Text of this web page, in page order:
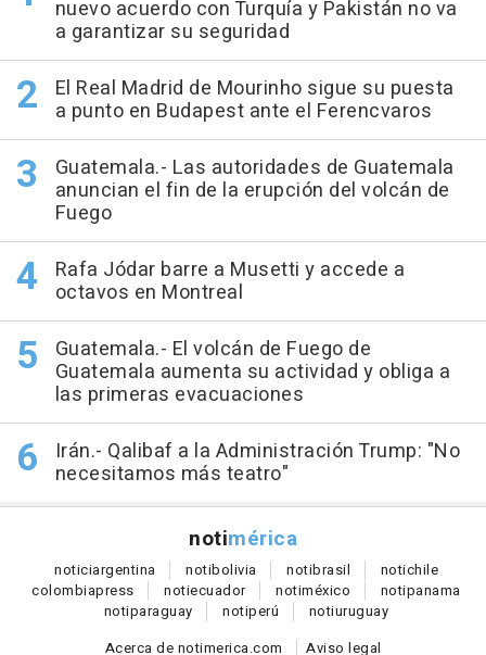
nuevo acuerdo con Turquía y Pakistán no va
a garantizar su seguridad
El Real Madrid de Mourinho sigue su puesta
a punto en Budapest ante el Ferencvaros
Guatemala.- Las autoridades de Guatemala
anuncian el fin de la erupción del volcán de
Fuego
Rafa Jódar barre a Musetti y accede a
octavos en Montreal
Guatemala.- El volcán de Fuego de
Guatemala aumenta su actividad y obliga a
las primeras evacuaciones
Irán.- Qalibaf a la Administración Trump: "No
necesitamos más teatro"
notimérica
noticiargentina notibolivia notibrasil notichile
colombiapress notiecuador notiméxico notipanama
notiparaguay notiperú notiuruguay
Acerca de notimerica.com
Aviso legal